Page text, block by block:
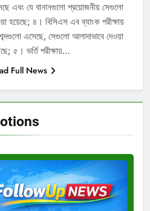
এবং যে বানানগুলো প্রয়োজনীয় সেগুলো
হয়েছে; ৪। বিসিএস এব ব্যাংক পরীক্ষায়
এসেছে, সেগুলো আলাদাভাবে দেওয়া
৫। ভর্তি পরীক্ষায়…
Full News
Ad
3